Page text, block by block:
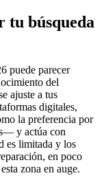
tu búsqueda
puede parecer
del
ajuste a tus
digitales,
la preferencia por
y actúa con
es limitada y los
en poco
zona en auge.